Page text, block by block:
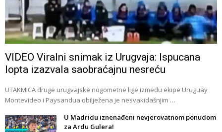
VIDEO Viralni snimak iz Urugvaja: Ispucana
lopta izazvala saobraćajnu nesreću
UTAKMICA druge urugvajske nogometne lige između ekipe Uruguay
Montevideo i Paysandua obilježena je nesvakidašnjim …
U Madridu iznenađeni nevjerovatnom ponudom
za Ardu Gulera!